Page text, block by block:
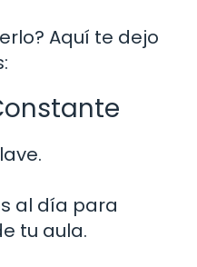
Aquí te dejo
al día para
tu aula.